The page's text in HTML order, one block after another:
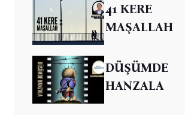
41 KERE
MAŞALLAH
DÜŞÜMDE
HANZALA